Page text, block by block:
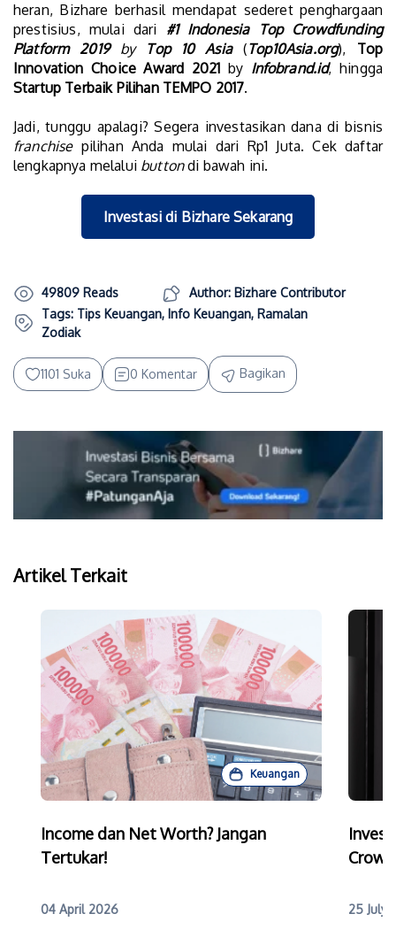
heran, Bizhare berhasil mendapat sederet penghargaan
prestisius, mulai dari #1 Indonesia Top Crowdfunding
Platform 2019 byTop 10 Asia(Top10Asia.org), Top
Innovation Choice Award 2021 by Infobrand.id, hingga
Startup Terbaik Pilihan TEMPO 2017.
Jadi, tunggu apalagi? Segera investasikan dana di bisnis
franchisepilihan Anda mulai dari Rp1 Juta. Cek daftar
lengkapnya melaluibuttondi bawah ini.
Investasi di Bizhare Sekarang
49809 Reads
Author: Bizhare Contributor
Tags: Tips Keuangan, Info Keuangan, Ramalan
Zodiak
1101 Suka 0 Komentar Bagikan
Artikel Terkait
Keuangan
Income dan Net Worth? Jangan
Tertukar!
04 April 2026 25 July